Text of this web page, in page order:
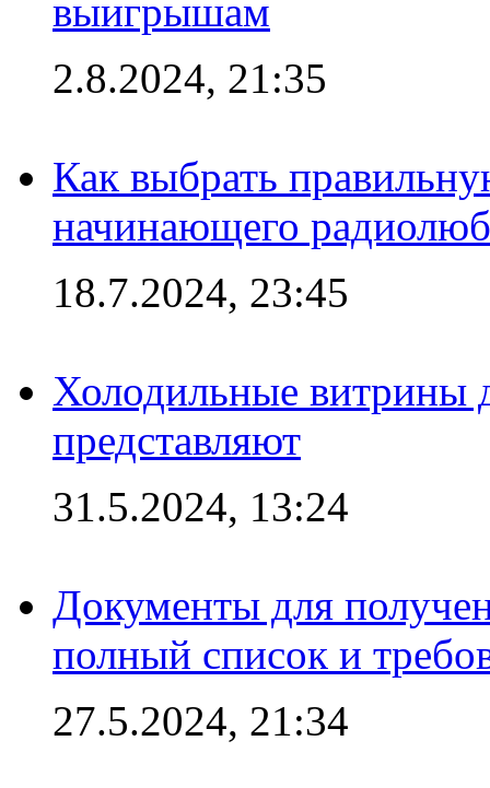
выигрышам
2.8.2024, 21:35
Как выбрать
начинающего
18.7.2024, 23:45
Холодильные витрины
представляют
31.5.2024, 13:24
Документы для
полный список и
27.5.2024, 21:34